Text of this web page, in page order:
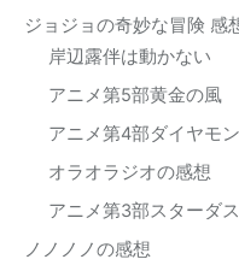
ジョジョの奇妙な冒険 感
岸辺露伴は動かない
アニメ第5部黄金の風
アニメ第4部ダイヤモ
オラオラジオの感想
アニメ第3部スターダ
ノノノノの感想